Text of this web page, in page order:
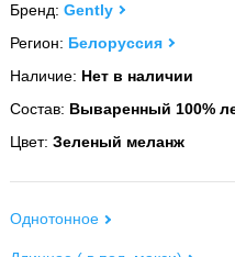
Бренд: Gently
Регион: Белоруссия
Наличие: Нет в наличии
Состав: Вываренный 100%
Цвет: Зеленый меланж
Однотонное